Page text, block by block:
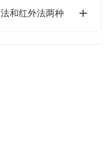
和红外法两种